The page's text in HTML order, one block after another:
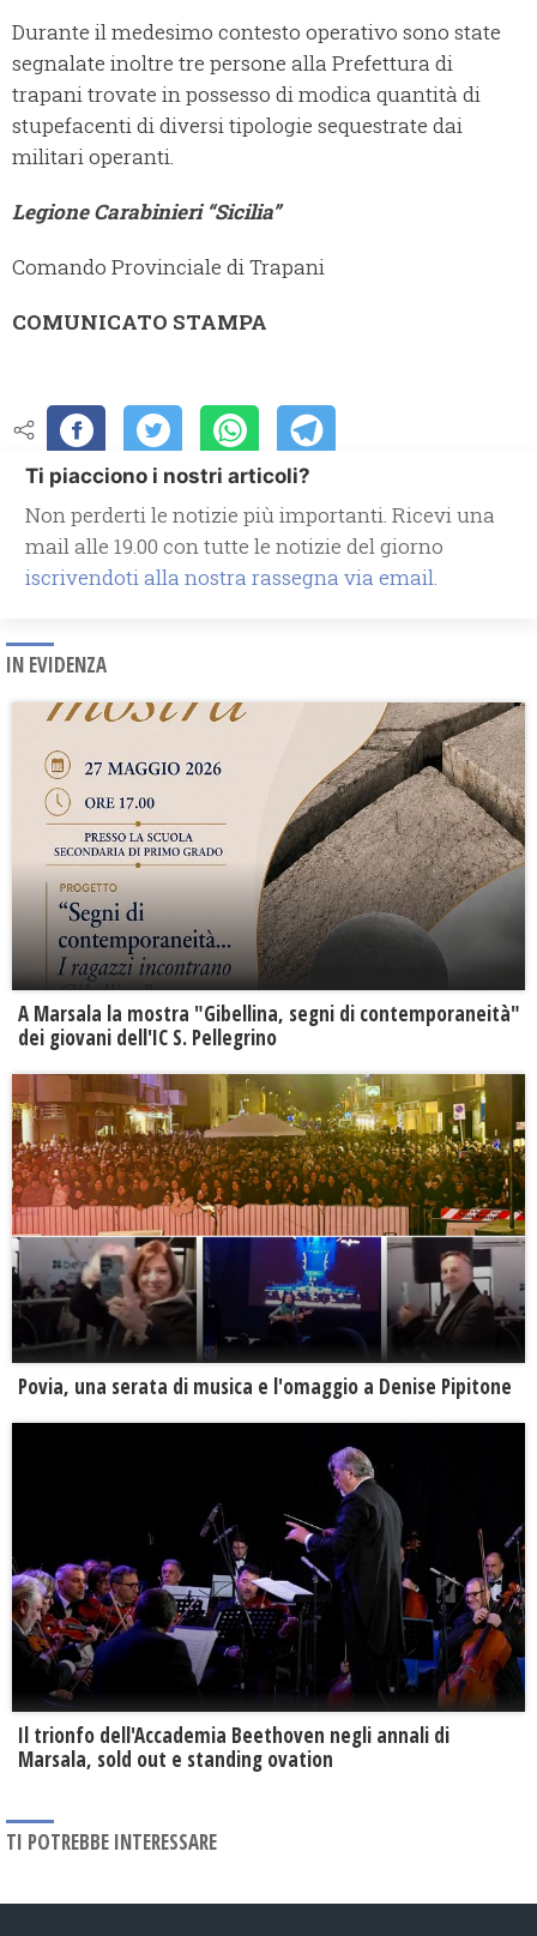
Durante il medesimo contesto operativo sono state
segnalate inoltre tre persone alla Prefettura di
trapani trovate in possesso di modica quantità di
stupefacenti di diversi tipologie sequestrate dai
militari operanti.
Legione Carabinieri “Sicilia”
Comando Provinciale di Trapani
COMUNICATO STAMPA
Ti piacciono i nostri articoli?
Non perderti le notizie più importanti. Ricevi una
mail alle 19.00 con tutte le notizie del giorno
iscrivendoti alla nostra rassegna via email.
IN EVIDENZA
A Marsala la mostra "Gibellina, segni di contemporaneità"
dei giovani dell'IC S. Pellegrino
Povia, una serata di musica e l'omaggio a Denise Pipitone
Il trionfo dell'Accademia Beethoven negli annali di
Marsala, sold out e standing ovation
TI POTREBBE INTERESSARE